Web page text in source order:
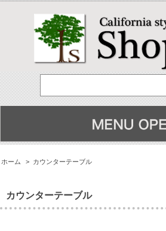
ホーム > カウンターテーブル
カウンターテーブル